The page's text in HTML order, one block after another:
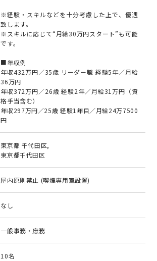
※経験・スキルなどを十分考慮した上で、優遇
致します。
※スキルに応じて“月給30万円スタート”も可能
です。
■年収例
年収432万円／35歳 リーダー職 経験5年／月給
36万円
年収372万円／26歳 経験2年／月給31万円（資
格手当含む）
年収297万円／25歳 経験1年目／月給24万7500
円
東京都 千代田区,
東京都千代田区
屋内原則禁止 (喫煙専用室設置)
なし
一般事務・庶務
10名